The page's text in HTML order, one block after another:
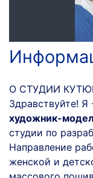
О СТУДИИ
Здравствуйте!
художник-
студии по
Направление
женской и